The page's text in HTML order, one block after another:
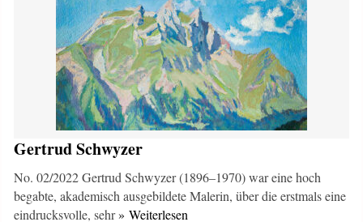
Gertrud Schwyzer
No. 02/2022 Gertrud Schwyzer (1896–1970) war eine hoch
begabte, akademisch ausgebildete Malerin, über die erstmals eine
eindrucksvolle, sehr» Weiterlesen